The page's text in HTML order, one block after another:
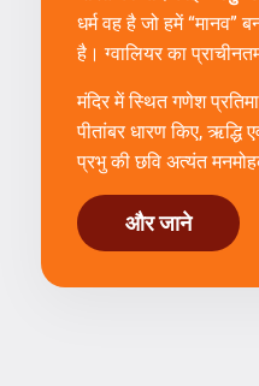
धर्म वह है जो हमें “मानव”
है। ग्वालियर का
मंदिर में स्थित गणेश
पीतांबर धारण किए,
प्रभु की छवि अत्यंत
और जाने